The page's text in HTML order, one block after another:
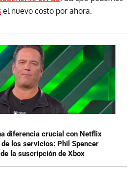
el nuevo costo por ahora.
diferencia crucial con Netflix
los servicios: Phil Spencer
la suscripción de Xbox